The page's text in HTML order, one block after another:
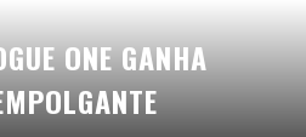
ONE GANHA